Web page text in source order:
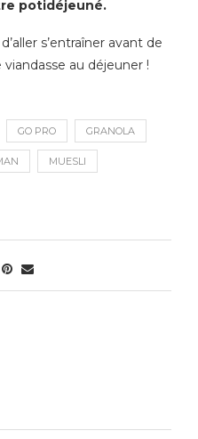
potidéjeuné.
s’entraîner avant de
au déjeuner !
GO PRO GRANOLA
MUESLI